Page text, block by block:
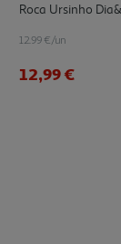
Roca Ursinho
12.99 €/un
12,99 €